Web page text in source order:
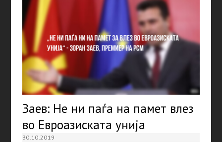
Заев: Не ни паѓа на памет влез
во Евроазиската унија
30.10.2019